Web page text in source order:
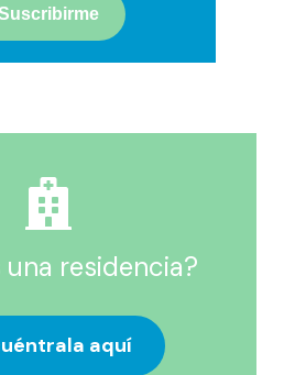
una residencia?
aquí